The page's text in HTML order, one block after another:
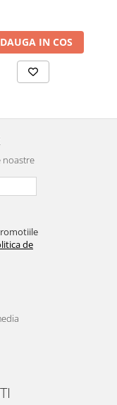
IN COS
noastre
de